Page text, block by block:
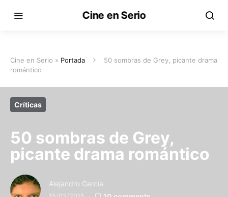
Cine en Serio
Cine en Serio » Portada
50 sombras de Grey, picante drama
romántico
Críticas
50 sombras de Grey,
picante drama romántico
Alejandro García